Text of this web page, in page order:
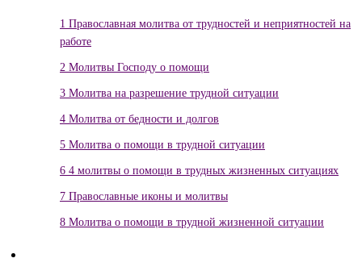
1 Православная молитва от трудностей и неприятностей на
работе
2 Молитвы Господу о помощи
3 Молитва на разрешение трудной ситуации
4 Молитва от бедности и долгов
5 Молитва о помощи в трудной ситуации
6 4 молитвы о помощи в трудных жизненных ситуациях
7 Православные иконы и молитвы
8 Молитва о помощи в трудной жизненной ситуации